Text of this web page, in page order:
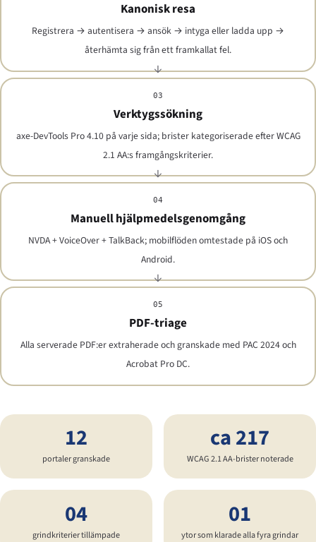
Kanonisk resa
Registrera → autentisera → ansök → intyga eller ladda upp →
återhämta sig från ett framkallat fel.
03
Verktygssökning
axe-DevTools Pro 4.10 på varje sida; brister kategoriserade efter WCAG
2.1 AA:s framgångskriterier.
04
Manuell hjälpmedelsgenomgång
NVDA + VoiceOver + TalkBack; mobilflöden omtestade på iOS och
Android.
05
PDF-triage
Alla serverade PDF:er extraherade och granskade med PAC 2024 och
Acrobat Pro DC.
12
portaler granskade
ca 217
WCAG 2.1 AA-brister noterade
04
grindkriterier tillämpade
01
ytor som klarade alla fyra grindar